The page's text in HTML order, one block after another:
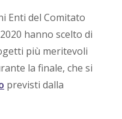
Enti del Comitato
hanno scelto di
più meritevoli
la finale, che si
previsti dalla